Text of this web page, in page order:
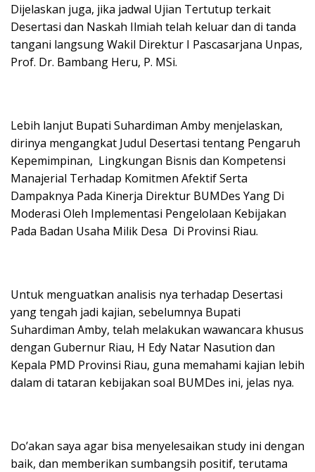
Dijelaskan juga, jika jadwal Ujian Tertutup terkait
Desertasi dan Naskah Ilmiah telah keluar dan di tanda
tangani langsung Wakil Direktur I Pascasarjana Unpas,
Prof. Dr. Bambang Heru, P. MSi.
Lebih lanjut Bupati Suhardiman Amby menjelaskan,
dirinya mengangkat Judul Desertasi tentang Pengaruh
Kepemimpinan, Lingkungan Bisnis dan Kompetensi
Manajerial Terhadap Komitmen Afektif Serta
Dampaknya Pada Kinerja Direktur BUMDes Yang Di
Moderasi Oleh Implementasi Pengelolaan Kebijakan
Pada Badan Usaha Milik Desa Di Provinsi Riau.
Untuk menguatkan analisis nya terhadap Desertasi
yang tengah jadi kajian, sebelumnya Bupati
Suhardiman Amby, telah melakukan wawancara khusus
dengan Gubernur Riau, H Edy Natar Nasution dan
Kepala PMD Provinsi Riau, guna memahami kajian lebih
dalam di tataran kebijakan soal BUMDes ini, jelas nya.
Do’akan saya agar bisa menyelesaikan study ini dengan
baik, dan memberikan sumbangsih positif, terutama